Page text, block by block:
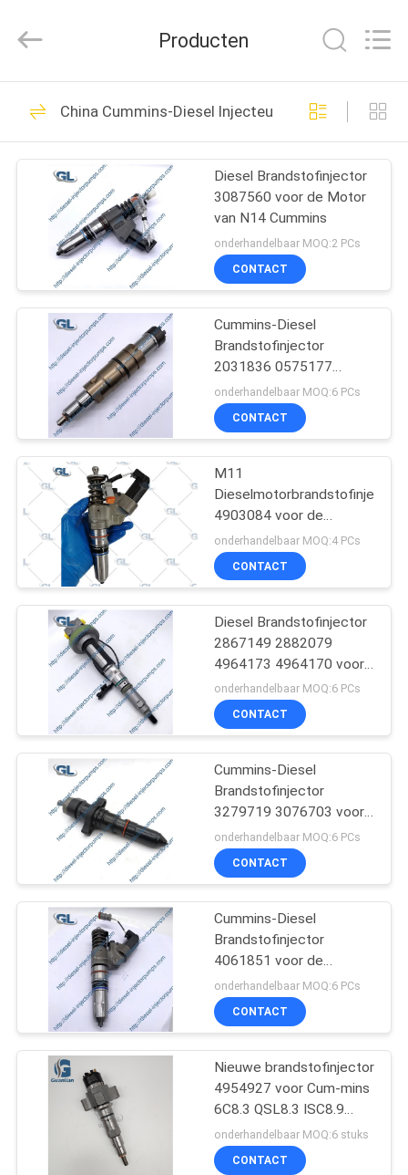
THUIS
PRODUCTEN
VIDEO'S
OVER
ONS
FABRIEKSTOCHT
KWALITEITSCONTROLE
VRAAG
EEN
OFFERTE
SITEMAP
PRIVACYBELEID
Parts
Rights
Diesel
Injecteurspompen
253
De Pomp van de
Boschbrandstofinjector
105
Cat Injector Pump
32
De Pomp van de
Densobrandstofinjectie
254
De
Brandstofinjectiepomp
van Delphi
88
De Pomp van de
Yanmarbrandstofinjectie
15
Producten
China Cummins-Diesel Injecteur
Diesel Brandstofinjector
3087560 voor de Motor
van N14 Cummins
onderhandelbaar MOQ:2 PCs
CONTACT
Cummins-Diesel
Brandstofinjector
2031836 0575177
0984301 0984302 voor
de Motor van Scania
DC09
onderhandelbaar MOQ:6 PCs
CONTACT
M11
Dieselmotorbrandstofinjector
4903084 voor de
Injecteur van Cummins
ISM11 QSM11
onderhandelbaar MOQ:4 PCs
CONTACT
Diesel Brandstofinjector
2867149 2882079
4964173 4964170 voor
de Motoronderdelen van
Cummins QSK19 K19
onderhandelbaar MOQ:6 PCs
CONTACT
Cummins-Diesel
Brandstofinjector
3279719 3076703 voor
de Motor van KTA38
K38
onderhandelbaar MOQ:6 PCs
CONTACT
Cummins-Diesel
Brandstofinjector
4061851 voor de
Vervangstukken van
QSM11 ISM11
onderhandelbaar MOQ:6 PCs
CONTACT
Nieuwe brandstofinjector
4954927 voor Cum-mins
6C8.3 QSL8.3 ISC8.9
ISL8.9 Motor
onderhandelbaar MOQ:6 stuks
CONTACT